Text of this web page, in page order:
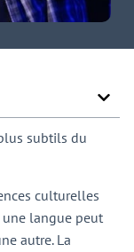
subtils du
culturelles
langue peut
autre. La